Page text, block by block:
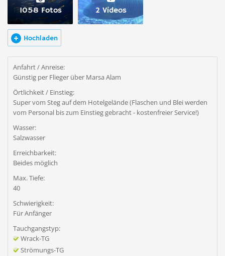
1058 Fotos 2 Videos
Hochladen
Anfahrt / Anreise:
Günstig per Flieger über Marsa Alam
Örtlichkeit / Einstieg:
Super vom Steg auf dem Hotelgelände (Flaschen und Blei werden
vom Personal bis zum Einstieg gebracht - kostenfreier Service!)
Wasser:
Salzwasser
Erreichbarkeit:
Beides möglich
Max. Tiefe:
40
Schwierigkeit:
Für Anfänger
Tauchgangstyp:
Wrack-TG
Strömungs-TG